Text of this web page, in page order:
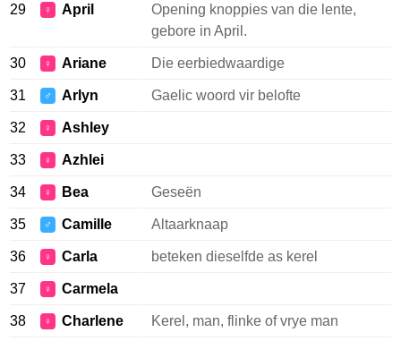
29 ♀ April
Opening knoppies van die lente,
gebore in April.
30 ♀ Ariane Die eerbiedwaardige
31 ♂ Arlyn Gaelic woord vir belofte
32 ♀ Ashley
33 ♀ Azhlei
34 ♀ Bea Geseën
35 ♂ Camille Altaarknaap
36 ♀ Carla beteken dieselfde as kerel
37 ♀ Carmela
38 ♀ Charlene Kerel, man, flinke of vrye man